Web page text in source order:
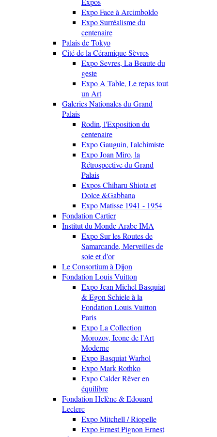
Expo Face à Arcimboldo
Expo Surréalisme du
centenaire
Palais de Tokyo
Cité de la Céramique Sèvres
Expo Sevres, La Beaute du
geste
Expo A Table, Le repas tout
un Art
Galeries Nationales du Grand
Palais
Rodin, l'Exposition du
centenaire
Expo Gauguin, l'alchimiste
Expo Joan Miro, la
Rétrospective du Grand
Palais
Expos Chiharu Shiota et
Dolce &Gabbana
Expo Matisse 1941 - 1954
Fondation Cartier
Institut du Monde Arabe IMA
Expo Sur les Routes de
Samarcande, Merveilles de
soie et d'or
Le Consortium à Dijon
Fondation Louis Vuitton
Expo Jean Michel Basquiat
& Egon Schiele à la
Fondation Louis Vuitton
Paris
Expo La Collection
Morozov, Icone de l'Art
Moderne
Expo Basquiat Warhol
Expo Mark Rothko
Expo Calder Rêver en
équilibre
Fondation Helène & Edouard
Leclerc
Expo Mitchell / Riopelle
Expo Ernest Pignon Ernest